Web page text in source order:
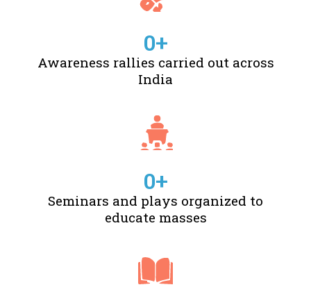
Awareness rallies carried out across
India
0+
Seminars and plays organized to
educate masses
0+